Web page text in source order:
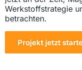
Werkstoffstrategie
betrachten.
Projekt jetzt